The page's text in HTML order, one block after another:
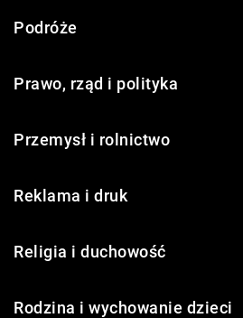
Podróże
Prawo, rząd i polityka
Przemysł i rolnictwo
Reklama i druk
Religia i duchowość
Rodzina i wychowanie dzieci